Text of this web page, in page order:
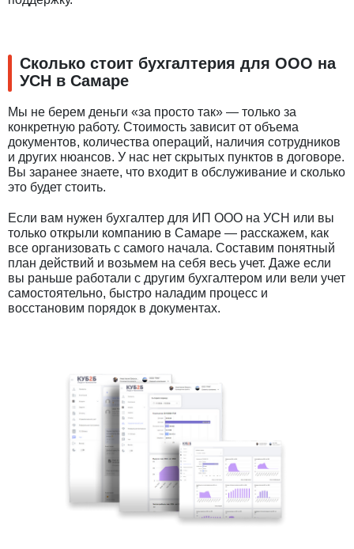
Сколько стоит бухгалтерия для ООО на
УСН в Самаре
Мы не берем деньги «за просто так» — только за
конкретную работу. Стоимость зависит от объема
документов, количества операций, наличия сотрудников
и других нюансов. У нас нет скрытых пунктов в договоре.
Вы заранее знаете, что входит в обслуживание и сколько
это будет стоить.
Если вам нужен бухгалтер для ИП ООО на УСН или вы
только открыли компанию в Самаре — расскажем, как
все организовать с самого начала. Составим понятный
план действий и возьмем на себя весь учет. Даже если
вы раньше работали с другим бухгалтером или вели учет
самостоятельно, быстро наладим процесс и
восстановим порядок в документах.